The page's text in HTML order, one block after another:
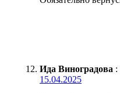
Ида Виноградова :
15.04.2025